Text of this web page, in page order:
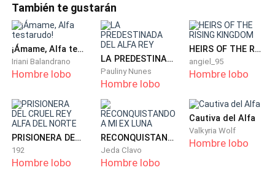
-No lo digo por eso, solo digo que deberías ser mas
agradecida conmigo y con mi trabajo, porque eso fue
lo que te trajo hasta acá-
-Bien, te lo agradezco hermana y a esos horribles
libros que escribes-
-Esos horribles libros como dices te pagaron todo tu
puto viaje de cumpleaños-
También te gustarán
¡Ámame, Alfa testarudo!
Iriani Balandrano
Hombre lobo
LA PREDESTINADA DEL ALFA REY
Pauliny Nunes
Hombre lobo
HEIRS OF THE RISING KINGDOM
angiel_95
Hombre lobo
PRISIONERA DEL CRUEL REY ALFA DEL NORTE
192
Hombre lobo
RECONQUISTANDO A MI EX LUNA
Jeda Clavo
Hombre lobo
Cautiva del Alfa
Valkyria Wolf
Hombre lobo